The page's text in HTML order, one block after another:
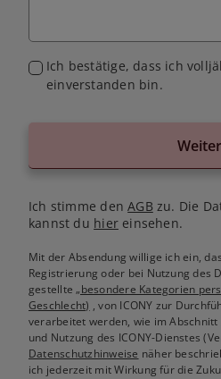
Ich bestätige, dass ich
einverstanden bin.
Weiter
Ich stimme denAGB zu. Die
kannst du hiereinsehen.
Mit der Absendung willige ich ein,
Registrierung oder bei Nutzung des
gestellte„besondere Kategorien
Geschlecht) , von ICONY zur
verarbeitet werden, wie im Abschnitt
und Nutzung des ICONY-Dienstes
Datenschutzhinweise näher
ich jederzeit mit Wirkung für die